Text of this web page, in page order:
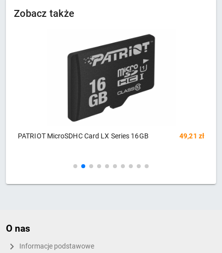
Zobacz także
PATRIOT VIPER STEEL DDR4 32GB 3200MHz
1 334,94 zł
O nas
Informacje podstawowe